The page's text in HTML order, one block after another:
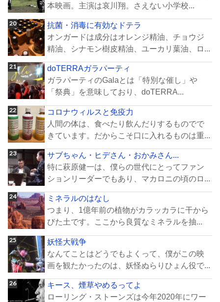
本映画。主演は哀川翔。さえない小学校...
抗菌・消毒に有効なドテラ
オンガードは成分はオレンジ精油、チョウジ
精油、シナモン樹皮精油、ユーカリ葉油、ロ...
doTERRAガラパーティ
ガラパーティのGalaとは「特別な催し」や
「祭典」を意味しており、doTERRA...
コロナウィルスと免疫力
人間の体は、食べたり飲んだりするものでで
きています。だからこそ口に入れるものは重...
サブちゃん・ヒデさん・おかみさん...
特に萩原健一は、僕らの世代にとってファン
ションリーダーでもあり、マカロニの頃のロ...
ミネラルのはなし
つまり、1億年前の植物がカラッカラに干から
びた土です。ここから良質なミネラルを抽...
妖怪大戦争
なんてことはどうでもよくって、僕がこの映
画を観たかったのは、妖怪ぬらりひょん役で...
キース、煙草やめるってよ
ローリング・ストーンズは今年2020年にワー